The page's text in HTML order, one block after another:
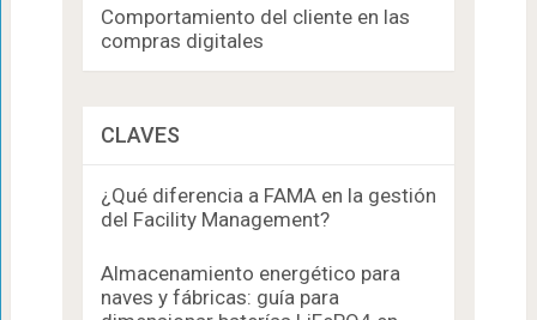
Comportamiento del cliente en las
compras digitales
CLAVES
¿Qué diferencia a FAMA en la gestión
del Facility Management?
Almacenamiento energético para
naves y fábricas: guía para